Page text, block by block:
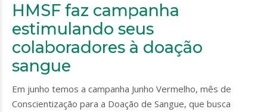
HMSF faz campanha
estimulando seus
colaboradores à doação
sangue
Em junho temos a campanha Junho Vermelho, mês de
Conscientização para a Doação de Sangue, que busca